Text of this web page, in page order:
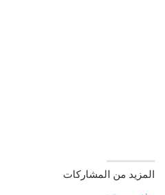
المزيد من المشاركات